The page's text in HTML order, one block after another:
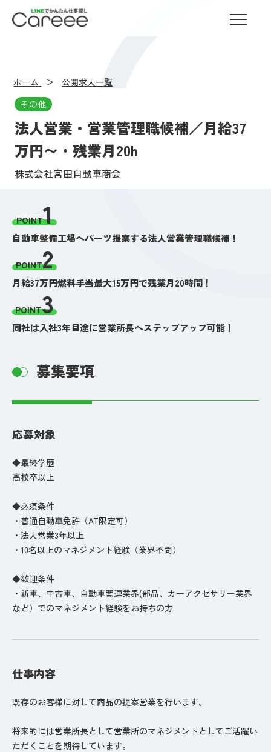
LINEでかんたん仕事探し Careee
ホーム
公開求人一覧
その他
法人営業・営業管理職候補／月給37
万円〜・残業月20h
株式会社宮田自動車商会
POINT1
自動車整備工場へパーツ提案する法人営業管理職候補！
POINT2
月給37万円燃料手当最大15万円で残業月20時間！
POINT3
同社は入社3年目途に営業所長へステップアップ可能！
募集要項
応募対象
◆最終学歴
高校卒以上
◆必須条件
・普通自動車免許（AT限定可）
・法人営業3年以上
・10名以上のマネジメント経験（業界不問）
◆歓迎条件
・新車、中古車、自動車関連業界(部品、カーアクセサリー業界
など）でのマネジメント経験をお持ちの方
仕事内容
既存のお客様に対して商品の提案営業を行います。
将来的には営業所長として営業所のマネジメントとしてご活躍い
ただくことを期待しています。